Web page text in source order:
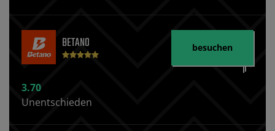
BETANO
3.70
Unentschieden
besuchen